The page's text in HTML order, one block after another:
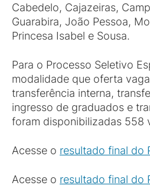
Cabedelo, Cajazeiras,
Guarabira, João Pessoa,
Princesa Isabel e Sousa.
Para o Processo Seletivo
modalidade que oferta
transferência interna,
ingresso de graduados e
foram disponibilizadas 558
Acesse o resultado final do
Acesse o resultado final do